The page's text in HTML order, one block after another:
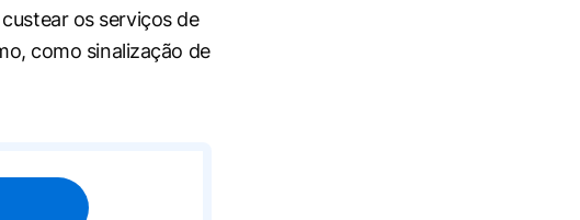
os serviços de
como sinalização de